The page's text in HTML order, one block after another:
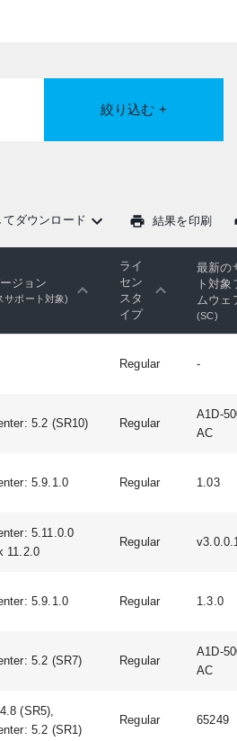
絞り込む +
ダウンロード 結果を印刷
ジョン
サポート対象)
ライ
セン
スタ
イプ
最新の
ト対象
ムウェ
(SC)
Regular -
5.2 (SR10) Regular
A1D-
AC
5.9.1.0 Regular 1.03
5.11.0.0
11.2.0
Regular
5.9.1.0 Regular 1.3.0
5.2 (SR7) Regular
A1D-
AC
(SR5),
5.2 (SR1)
Regular 65249